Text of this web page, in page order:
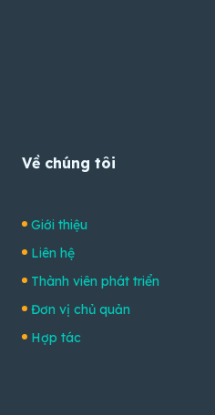
Về chúng tôi
Giới thiệu
Liên hệ
Thành viên phát triển
Đơn vị chủ quản
Hợp tác